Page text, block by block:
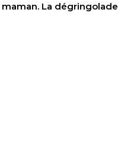
La dégringolade